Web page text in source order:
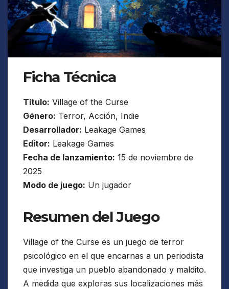
Ficha Técnica
Título: Village of the Curse
Género: Terror, Acción, Indie
Desarrollador: Leakage Games
Editor: Leakage Games
Fecha de lanzamiento: 15 de noviembre de
2025
Modo de juego: Un jugador
Resumen del Juego
Village of the Curse es un juego de terror
psicológico en el que encarnas a un periodista
que investiga un pueblo abandonado y maldito.
A medida que exploras sus localizaciones más